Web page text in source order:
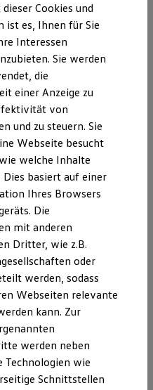
und Updates
Ihrem ID.
AU
3
Richtlinie
EU Data Act
Vertrag Widerrufen
Fahrzeuge und
Details vom aktuellen
Abgebildet sind
der Fahrzeuge gegen
Konfigurator für eine
Modelle und Ausstattungen.
und Emissionswerte beziehen
Cookies und
ist es, Ihnen für Sie
Interessen
Sie werden
die
einer Anzeige zu
von
und zu steuern. Sie
Webseite besucht
welche Inhalte
basiert auf einer
Ihres Browsers
Die
mit anderen
Dritter, wie z.B.
oder
werden, sodass
Webseiten relevante
kann. Zur
werden neben
Technologien wie
Schnittstellen